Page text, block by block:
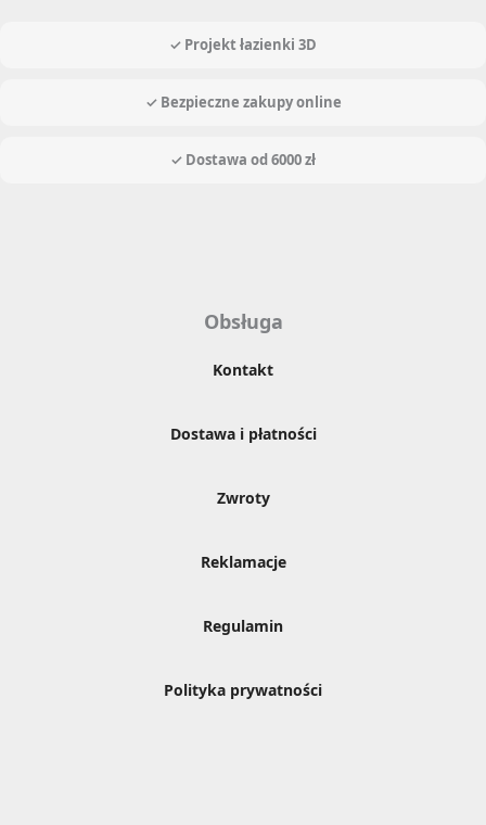
✓ Projekt łazienki 3D
✓ Bezpieczne zakupy online
✓ Dostawa od 6000 zł
Obsługa
Kontakt
Dostawa i płatności
Zwroty
Reklamacje
Regulamin
Polityka prywatności